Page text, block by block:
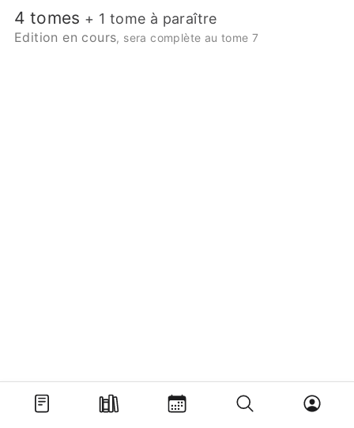
4 tomes + 1 tome à paraître
Edition en cours, sera complète au tome 7